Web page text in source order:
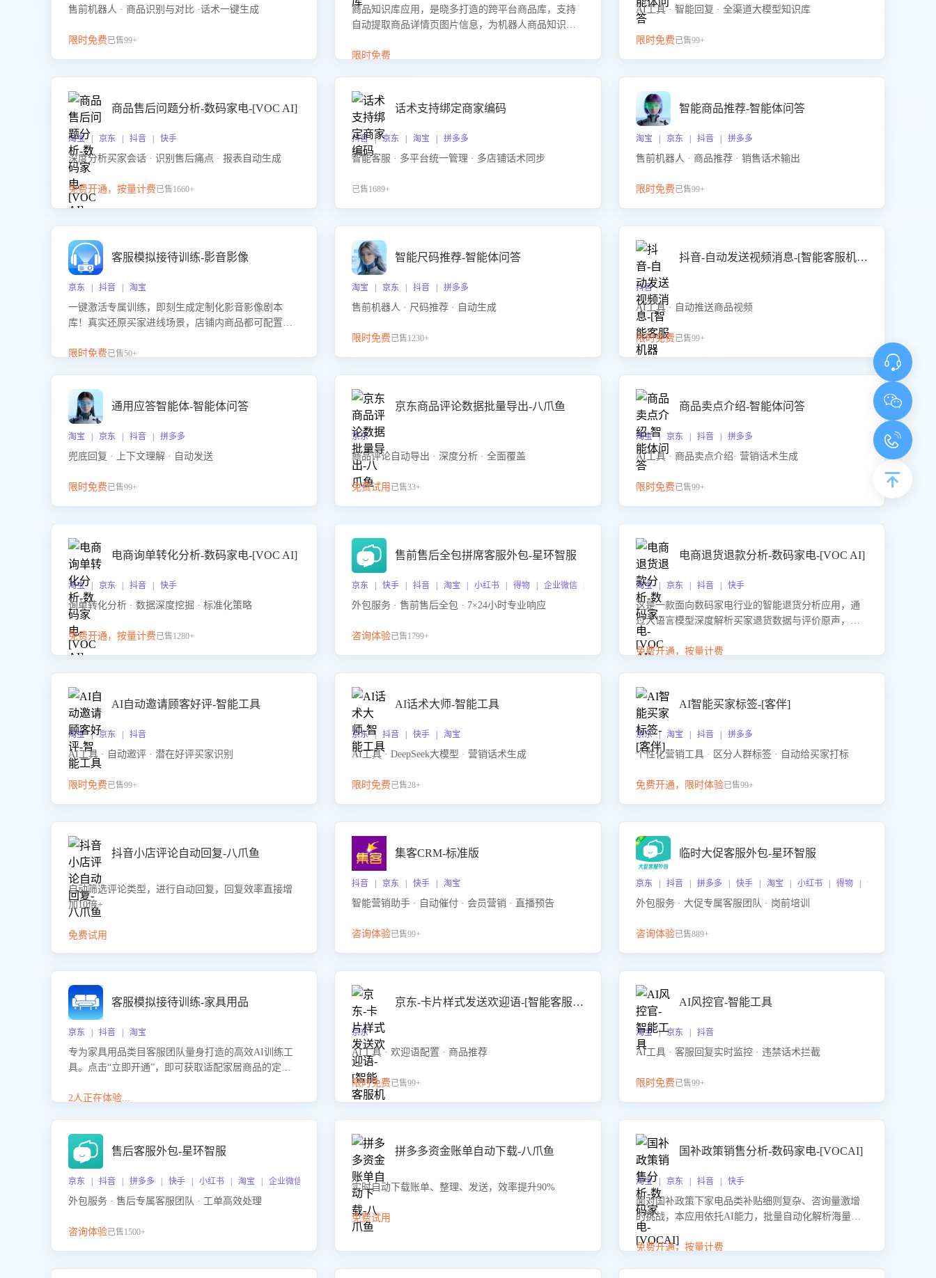
售前机器人 · 商品识别与对比 ·话术一键生成
限时免费已售99+
商品知识库应用，是晓多打造的跨平台商品库，支持
自动提取商品详情页图片信息，为机器人商品知识问
商品知识。
限时免费
AI工具 · 智能回复 · 全渠道大模型知识库
限时免费已售99+
商品售后问题分析-数码家电-[VOC AI]
淘宝 | 京东 | 抖音 | 快手
深度分析买家会话 · 识别售后痛点 · 报表自动生成
免费开通，按量计费已售1660+
话术支持绑定商家编码
抖音 | 京东 | 淘宝 | 拼多多
智能客服 · 多平台统一管理 · 多店铺话术同步
已售1689+
智能商品推荐-智能体问答
淘宝 | 京东 | 抖音 | 拼多多
售前机器人 · 商品推荐 · 销售话术输出
限时免费已售99+
客服模拟接待训练-影音影像
京东 | 抖音 | 淘宝
一键激活专属训练，即刻生成定制化影音影像剧本
库！真实还原买家进线场景，店铺内商品都可配置到
升客服售前转化率。点击 “立即开通”，快速获取影音
限时免费已售50+
智能尺码推荐-智能体问答
淘宝 | 京东 | 抖音 | 拼多多
售前机器人 · 尺码推荐 · 自动生成
限时免费已售1230+
抖音-自动发送视频消息-[智能客服机器人]
抖音
AI工具 · 自动推送商品视频
限时免费已售99+
通用应答智能体-智能体问答
淘宝 | 京东 | 抖音 | 拼多多
兜底回复 · 上下文理解 · 自动发送
限时免费已售99+
京东商品评论数据批量导出-八爪鱼
京东
商品评论自动导出 · 深度分析 · 全面覆盖
免费试用 已售33+
商品卖点介绍-智能体问答
淘宝 | 京东 | 抖音 | 拼多多
AI工具 · 商品卖点介绍· 营销话术生成
限时免费已售99+
电商询单转化分析-数码家电-[VOC AI]
淘宝 | 京东 | 抖音 | 快手
询单转化分析 · 数据深度挖掘 · 标准化策略
免费开通，按量计费已售1280+
售前售后全包拼席客服外包-星环智服
京东 | 快手 | 抖音 | 淘宝 | 小红书 | 得物 | 企业微信 | 跨平台
外包服务 · 售前售后全包 · 7×24小时专业响应
咨询体验已售1799+
电商退货退款分析-数码家电-[VOC AI]
淘宝 | 京东 | 抖音 | 快手
这是一款面向数码家电行业的智能退货分析应用，通
过大语言模型深度解析买家退货数据与评价原声，精
准识别产品质量、描述不符、物流破损等核心退货原
因，并输出可落地的改进建议，通过挖掘用户痛点驱
免费开通，按量计费
AI自动邀请顾客好评-智能工具
淘宝 | 京东 | 抖音
AI工具 · 自动邀评 · 潜在好评买家识别
限时免费已售99+
AI话术大师-智能工具
京东 | 抖音 | 快手 | 淘宝
AI工具 · DeepSeek大模型 · 营销话术生成
限时免费已售28+
AI智能买家标签-[客伴]
京东 | 淘宝 | 抖音 | 拼多多
个性化营销工具 · 区分人群标签 · 自动给买家打标
免费开通，限时体验已售99+
抖音小店评论自动回复-八爪鱼
自动筛选评论类型，进行自动回复，回复效率直接增
加10倍+
免费试用
集客CRM-标准版
抖音 | 京东 | 快手 | 淘宝
智能营销助手 · 自动催付 · 会员营销 · 直播预告
咨询体验已售99+
临时大促客服外包-星环智服
京东 | 抖音 | 拼多多 | 快手 | 淘宝 | 小红书 | 得物 | 企业微信
外包服务 · 大促专属客服团队 · 岗前培训
咨询体验已售889+
客服模拟接待训练-家具用品
京东 | 抖音 | 淘宝
专为家具用品类目客服团队量身打造的高效AI训练工
具。点击“立即开通”，即可获取适配家居商品的定制
客服在家具用品功能、尺寸参数咨询等高频场景下的
2人正在体验...
京东-卡片样式发送欢迎语-[智能客服机器人]
京东
AI工具 · 欢迎语配置 · 商品推荐
限时免费已售99+
AI风控官-智能工具
淘宝 | 京东 | 抖音
AI工具 · 客服回复实时监控 · 违禁话术拦截
限时免费已售99+
售后客服外包-星环智服
京东 | 抖音 | 拼多多 | 快手 | 小红书 | 淘宝 | 企业微信
外包服务 · 售后专属客服团队 · 工单高效处理
咨询体验已售1500+
拼多多资金账单自动下载-八爪鱼
实时自动下载账单、整理、发送，效率提升90%
免费试用
国补政策销售分析-数码家电-[VOCAI]
淘宝 | 京东 | 抖音 | 快手
面对国补政策下家电品类补贴细则复杂、咨询量激增
的挑战，本应用依托AI能力，批量自动化解析海量客
户会话，精准识别消费者对能以旧换新、补贴额度等
政策的关注焦点与购买意向，深度洞察决策动因。同
免费开通，按量计费